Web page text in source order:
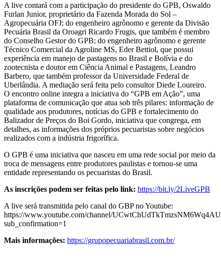
A live contará com a participação do presidente do GPB, Oswaldo
Furlan Junior, proprietário da Fazenda Morada do Sol –
Agropecuária OFJ; do engenheiro agrônomo e gerente da Divisão
Pecuária Brasil da Oroagri Ricardo Frugis, que também é membro
do Conselho Gestor do GPB; do engenheiro agrônomo e gerente
Técnico Comercial da Agroline MS, Eder Bettiol, que possui
experiência em manejo de pastagens no Brasil e Bolívia e do
zootecnista e doutor em Ciência Animal e Pastagens, Leandro
Barbero, que também professor da Universidade Federal de
Uberlândia. A mediação será feita pelo consultor Diede Loureiro.
O encontro online integra a iniciativa do “GPB em Ação”, uma
plataforma de comunicação que atua sob três pilares: informação de
qualidade aos produtores, notícias do GPB e fortalecimento do
Balizador de Preços do Boi Gordo, iniciativa que congrega, em
detalhes, as informações dos próprios pecuaristas sobre negócios
realizados com a indústria frigorífica.
O GPB é uma iniciativa que nasceu em uma rede social por meio da
troca de mensagens entre produtores paulistas e tornou-se uma
entidade representando os pecuaristas do Brasil.
As inscrições podem ser feitas pelo link: https://bit.ly/2LiveGPB
A live será transmitida pelo canal do GBP no Youtube:
https://www.youtube.com/channel/
sub_confirmation=1
Mais informações: https://grupopecuariabrasil.com.br/